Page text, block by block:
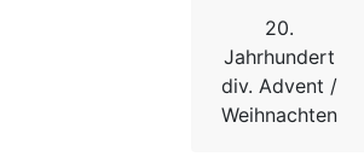
20.
Jahrhundert
div. Advent /
Weihnachten